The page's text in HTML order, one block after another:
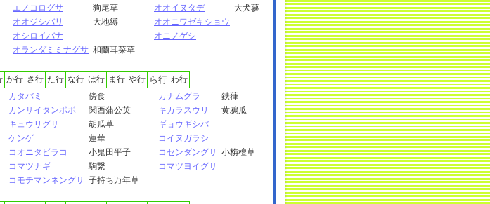
エノコログサ 狗尾草 オオイヌタデ
大犬蓼
オオジシバリ 大地縛
オオニワゼキショウ
オシロイバナ
オニノゲシ
オランダミミナグサ 和蘭耳菜草
か行 さ行 た行 な行 は行 ま行 や行 ら行 わ行
カタバミ 傍食 カナムグラ
鉄葎
カンサイタンポポ 関西蒲公英 キカラスウリ
黄鴉瓜
キュウリグサ 胡瓜草
ギョウギシバ
ケンゲ 蓮華
コイヌガラシ
コオニタビラコ 小鬼田平子 コセンダングサ 小栴檀草
コマツナギ 駒繋
コマツヨイグサ
コモチマンネングサ 子持ち万年草